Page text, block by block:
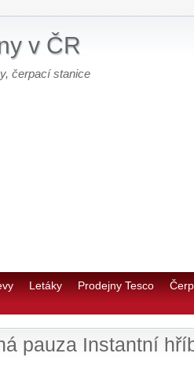
v ČR
čerpací stanice
Letáky Prodejny Tesco
pauza Instantní